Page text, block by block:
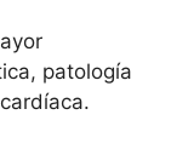
patología